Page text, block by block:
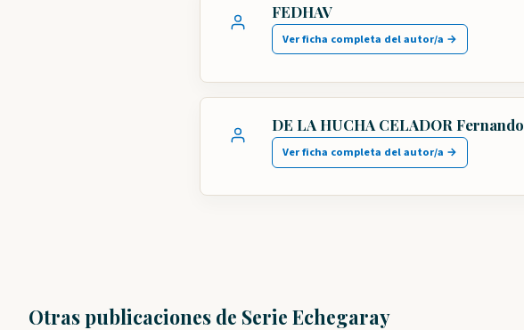
FEDHAV
Ver ficha completa del autor/a →
DE LA HUCHA CELADOR Fernando
Ver ficha completa del autor/a →
Otras publicaciones de Serie Echegaray